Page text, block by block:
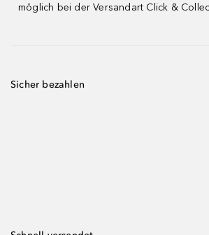
möglich bei der Versandart Click &
Sicher bezahlen